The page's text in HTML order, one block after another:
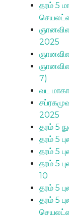
தரம் 5
2025
7)
வட
2025
தரம் 5
தரம் 5
தரம் 5
தரம் 5
10
தரம் 5
தரம் 5